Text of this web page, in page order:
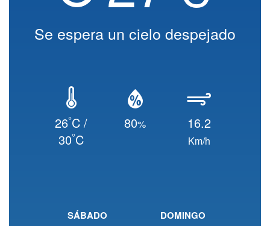
Se espera un cielo despejado
26°C /
30°C
80% 16.2
Km/h
SÁBADO DOMINGO